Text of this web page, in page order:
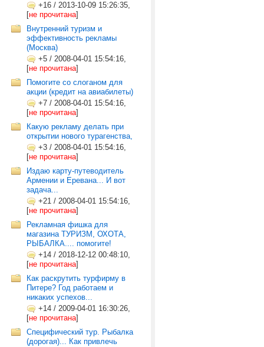
+16 / 2013-10-09 15:26:35,
[не прочитана]
Внутренний туризм и
эффективность рекламы
(Москва)
+5 / 2008-04-01 15:54:16,
[не прочитана]
Помогите со слоганом для
акции (кредит на авиабилеты)
+7 / 2008-04-01 15:54:16,
[не прочитана]
Какую рекламу делать при
открытии нового турагенства,
+3 / 2008-04-01 15:54:16,
[не прочитана]
Издаю карту-путеводитель
Армении и Еревана... И вот
задача...
+21 / 2008-04-01 15:54:16,
[не прочитана]
Рекламная фишка для
магазина ТУРИЗМ, ОХОТА,
РЫБАЛКА.... помогите!
+14 / 2018-12-12 00:48:10,
[не прочитана]
Как раскрутить турфирму в
Питере? Год работаем и
никаких успехов...
+14 / 2009-04-01 16:30:26,
[не прочитана]
Специфический тур. Рыбалка
(дорогая)... Как привлечь